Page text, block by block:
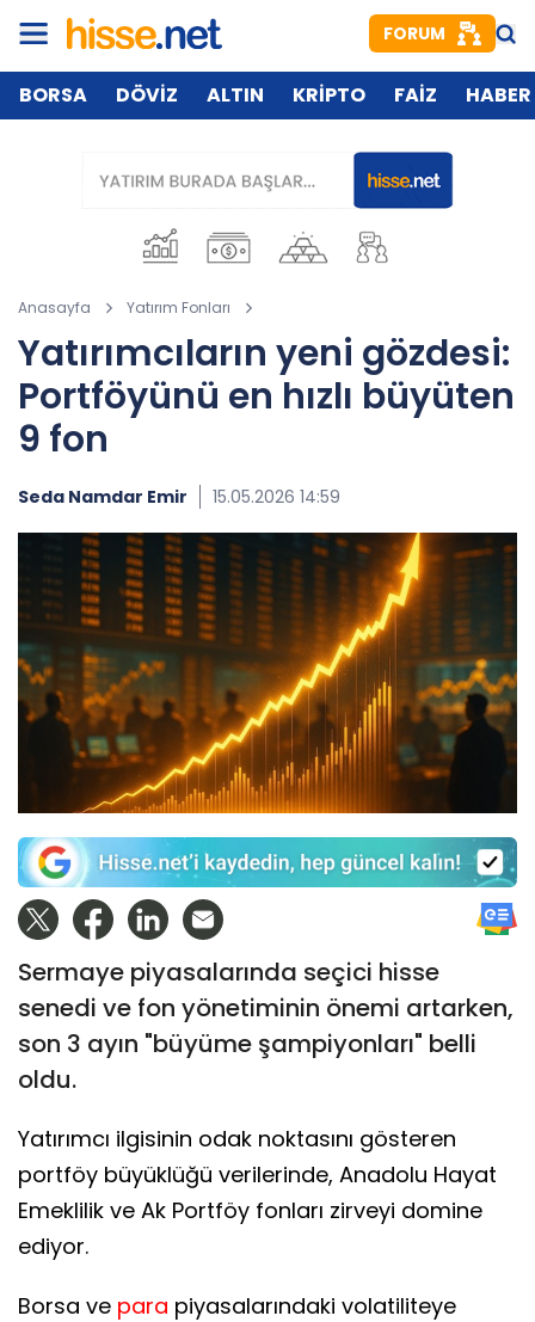
FORUM
BORSA DÖVİZ ALTIN KRİPTO FAİZ HABER
Anasayfa Yatırım Fonları
Yatırımcıların yeni gözdesi:
Portföyünü en hızlı büyüten
9 fon
Seda Namdar Emir 15.05.2026 14:59
Sermaye piyasalarında seçici hisse
senedi ve fon yönetiminin önemi artarken,
son 3 ayın "büyüme şampiyonları" belli
oldu.
Yatırımcı ilgisinin odak noktasını gösteren
portföy büyüklüğü verilerinde, Anadolu Hayat
Emeklilik ve Ak Portföy fonları zirveyi domine
ediyor.
Borsa ve para piyasalarındaki volatiliteye